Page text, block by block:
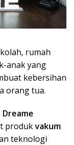
rumah
anak yang
kebersihan
orang tua.
Dreame
produkvakum
teknologi